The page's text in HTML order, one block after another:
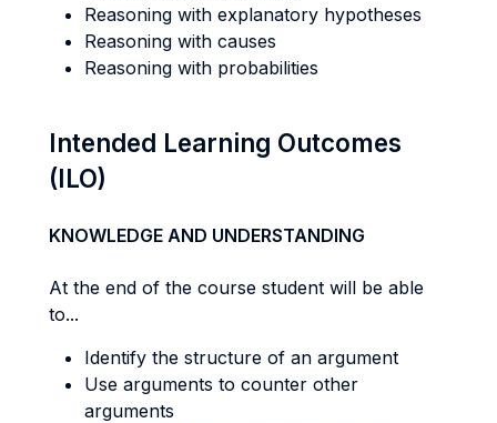
Reasoning with explanatory hypotheses
Reasoning with causes
Reasoning with probabilities
Intended Learning Outcomes
(ILO)
KNOWLEDGE AND UNDERSTANDING
At the end of the course student will be able
to...
Identify the structure of an argument
Use arguments to counter other
arguments